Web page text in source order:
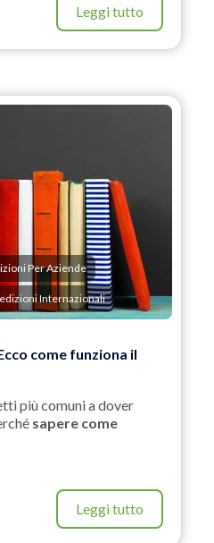
Leggi tutto
Per Aziende
Internazionali
come funziona il
più comuni a dover
sapere come
Leggi tutto